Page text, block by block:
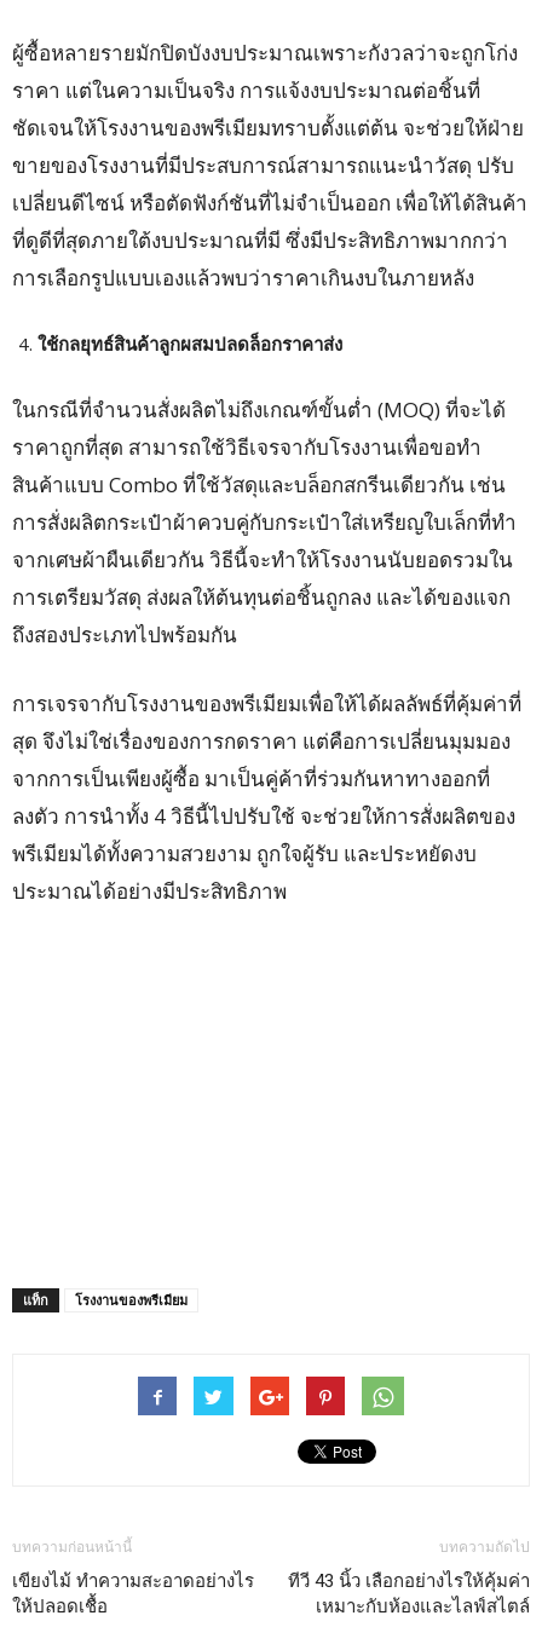
ผู้ซื้อหลายรายมักปิดบังงบประมาณเพราะกังวลว่าจะถูกโก่ง
ราคา แต่ในความเป็นจริง การแจ้งงบประมาณต่อชิ้นที่
ชัดเจนให้โรงงานของพรีเมียมทราบตั้งแต่ต้น จะช่วยให้ฝ่าย
ขายของโรงงานที่มีประสบการณ์สามารถแนะนำวัสดุ ปรับ
เปลี่ยนดีไซน์ หรือตัดฟังก์ชันที่ไม่จำเป็นออก เพื่อให้ได้สินค้า
ที่ดูดีที่สุดภายใต้งบประมาณที่มี ซึ่งมีประสิทธิภาพมากกว่า
การเลือกรูปแบบเองแล้วพบว่าราคาเกินงบในภายหลัง
ใช้กลยุทธ์สินค้าลูกผสมปลดล็อกราคาส่ง
ในกรณีที่จำนวนสั่งผลิตไม่ถึงเกณฑ์ขั้นต่ำ (MOQ) ที่จะได้
ราคาถูกที่สุด สามารถใช้วิธีเจรจากับโรงงานเพื่อขอทำ
สินค้าแบบ Combo ที่ใช้วัสดุและบล็อกสกรีนเดียวกัน เช่น
การสั่งผลิตกระเป๋าผ้าควบคู่กับกระเป๋าใส่เหรียญใบเล็กที่ทำ
จากเศษผ้าผืนเดียวกัน วิธีนี้จะทำให้โรงงานนับยอดรวมใน
การเตรียมวัสดุ ส่งผลให้ต้นทุนต่อชิ้นถูกลง และได้ของแจก
ถึงสองประเภทไปพร้อมกัน
การเจรจากับโรงงานของพรีเมียมเพื่อให้ได้ผลลัพธ์ที่คุ้มค่าที่
สุด จึงไม่ใช่เรื่องของการกดราคา แต่คือการเปลี่ยนมุมมอง
จากการเป็นเพียงผู้ซื้อ มาเป็นคู่ค้าที่ร่วมกันหาทางออกที่
ลงตัว การนำทั้ง 4 วิธีนี้ไปปรับใช้ จะช่วยให้การสั่งผลิตของ
พรีเมียมได้ทั้งความสวยงาม ถูกใจผู้รับ และประหยัดงบ
ประมาณได้อย่างมีประสิทธิภาพ
แท็ก โรงงานของพรีเมียม
บทความก่อนหน้านี้
เขียงไม้ ทำความสะอาดอย่างไร
ให้ปลอดเชื้อ
บทความถัดไป
ทีวี 43 นิ้ว เลือกอย่างไรให้คุ้มค่า
เหมาะกับห้องและไลฟ์สไตล์